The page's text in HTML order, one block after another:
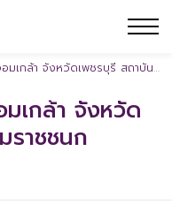
จังหวัดเพชรบุรี สถาบันพระบรมราชชนก
เกล้า จังหวัด
ราชชนก